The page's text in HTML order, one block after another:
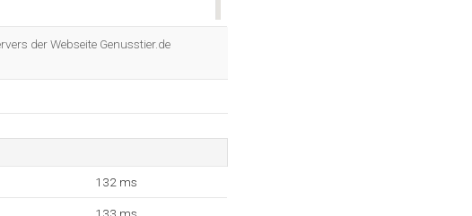
der Webseite Genusstier.de
132 ms